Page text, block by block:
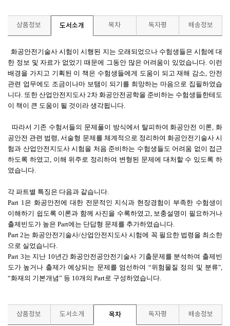
상품정보 도서소개 목차 독자평 배송정보
화공안전기술사 시험이 시행된 지는 오래되었으나 수험생들은 시험에 대
한 정보 및 자료가 없었기 때문에 그동안 많은 어려움이 있었습니다. 이런
배경을 가지고 기획된 이 책은 수험생들에게 도움이 되고 재해 감소, 안전
관련 업무에도 조금이나마 보탬이 되기를 희망하는 마음으로 집필하였습
니다. 또한 산업안전지도사 2차 화공안전공학을 준비하는 수험생들한테도
이 책이 큰 도움이 될 것이라 생각됩니다.
따라서 기존 수험서들의 문제풀이 방식에서 탈피하여 화공안전 이론, 화
공안전 관련 법령, 서술형 문제를 체계적으로 정리하여 화공안전기술사 시
험과 산업안전지도사 시험을 처음 준비하는 수험생들도 어려움 없이 접근
하도록 하였고, 이해 위주로 정리하여 변형된 문제에 대처할 수 있도록 하
였습니다.
각 파트별 특징은 다음과 같습니다.
Part 1은 화공안전에 대한 전문적인 지식과 현장경험이 부족한 수험생이
이해하기 쉽도록 이론과 함께 사진을 수록하였고, 보충설명이 필요하거나
출제빈도가 높은 Part에는 단답형 문제를 추가하였습니다.
Part 2는 화공안전기술사/산업안전지도사 시험에 꼭 필요한 법령을 최소한
으로 실었습니다.
Part 3는 지난 10년간 화공안전공안전기술사 기출문제를 분석하여 출제빈
도가 높거나 출제가 예상되는 문제를 엄선하여 “위험물질 정의 및 분류",
“화재의 기본개념” 등 10개의 Part로 구성하였습니다.
상품정보 도서소개 목차 독자평 배송정보